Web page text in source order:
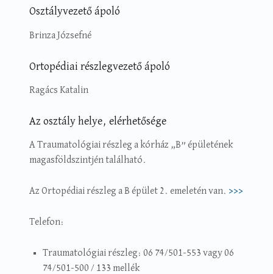
Osztályvezető ápoló
Brinza Józsefné
Ortopédiai részlegvezető ápoló
Ragács Katalin
Az osztály helye, elérhetősége
A Traumatológiai részleg a kórház „B” épületének
magasföldszintjén található.
Az Ortopédiai részleg a B épület 2. emeletén van. >>>
Telefon:
Traumatológiai részleg: 06 74/501-553 vagy 06
74/501-500 / 133 mellék